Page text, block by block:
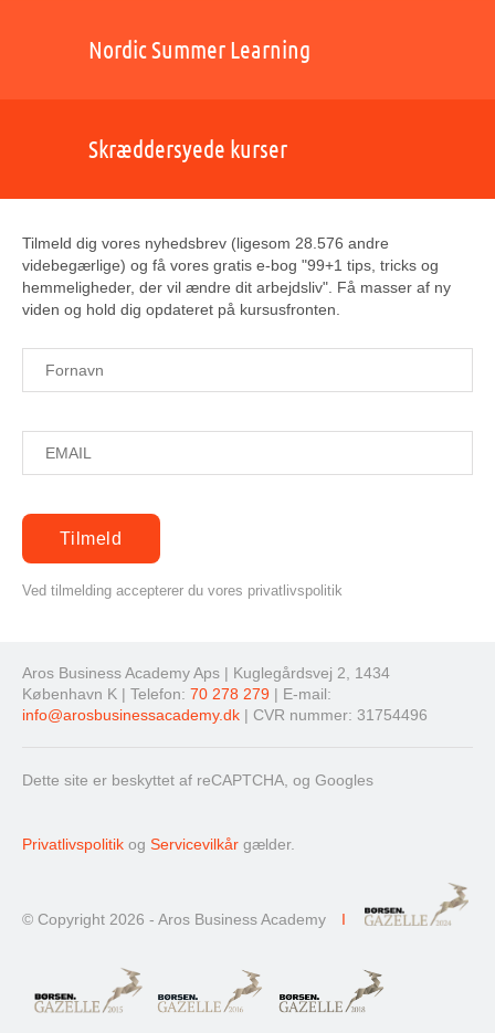
Nordic Summer Learning
Skræddersyede kurser
Tilmeld dig vores nyhedsbrev (ligesom 28.576 andre
videbegærlige) og få vores gratis e-bog "99+1 tips, tricks og
hemmeligheder, der vil ændre dit arbejdsliv". Få masser af ny
viden og hold dig opdateret på kursusfronten.
Ved tilmelding accepterer du vores privatlivspolitik
Aros Business Academy Aps | Kuglegårdsvej 2, 1434
København K | Telefon: 70 278 279 | E-mail:
info@arosbusinessacademy.dk | CVR nummer: 31754496
Dette site er beskyttet af reCAPTCHA, og Googles
Privatlivspolitik og Servicevilkår gælder.
© Copyright 2026 - Aros Business Academy I